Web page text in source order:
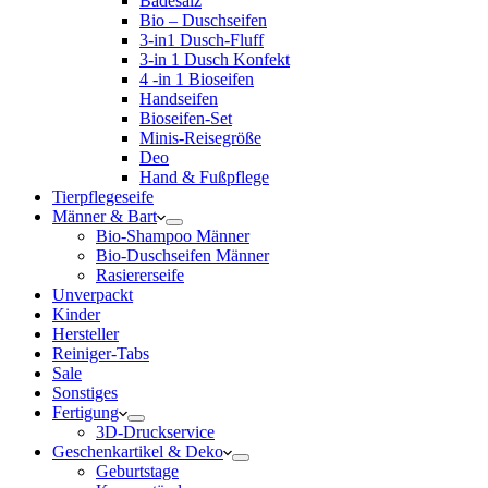
Bio – Duschseifen
3-in1 Dusch-Fluff
3-in 1 Dusch Konfekt
4 -in 1 Bioseifen
Handseifen
Bioseifen-Set
Minis-Reisegröße
Deo
Hand & Fußpflege
Tierpflegeseife
Männer & Bart
Bio-Shampoo Männer
Bio-Duschseifen Männer
Rasiererseife
Unverpackt
Kinder
Hersteller
Reiniger-Tabs
Sale
Sonstiges
Fertigung
3D-Druckservice
Geschenkartikel & Deko
Geburtstage